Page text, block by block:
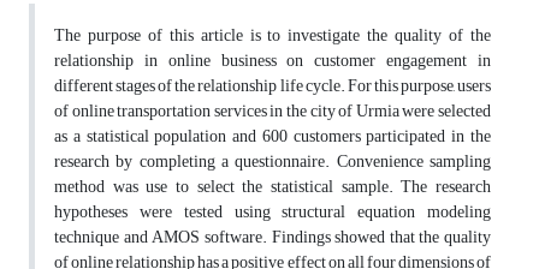
The purpose of this article is to investigate the quality of the
relationship in online business on customer engagement in
different stages of the relationship life cycle. For this purpose, users
of online transportation services in the city of Urmia were selected
as a statistical population and 600 customers participated in the
research by completing a questionnaire. Convenience sampling
method was use to select the statistical sample. The research
hypotheses were tested using structural equation modeling
technique and AMOS software. Findings showed that the quality